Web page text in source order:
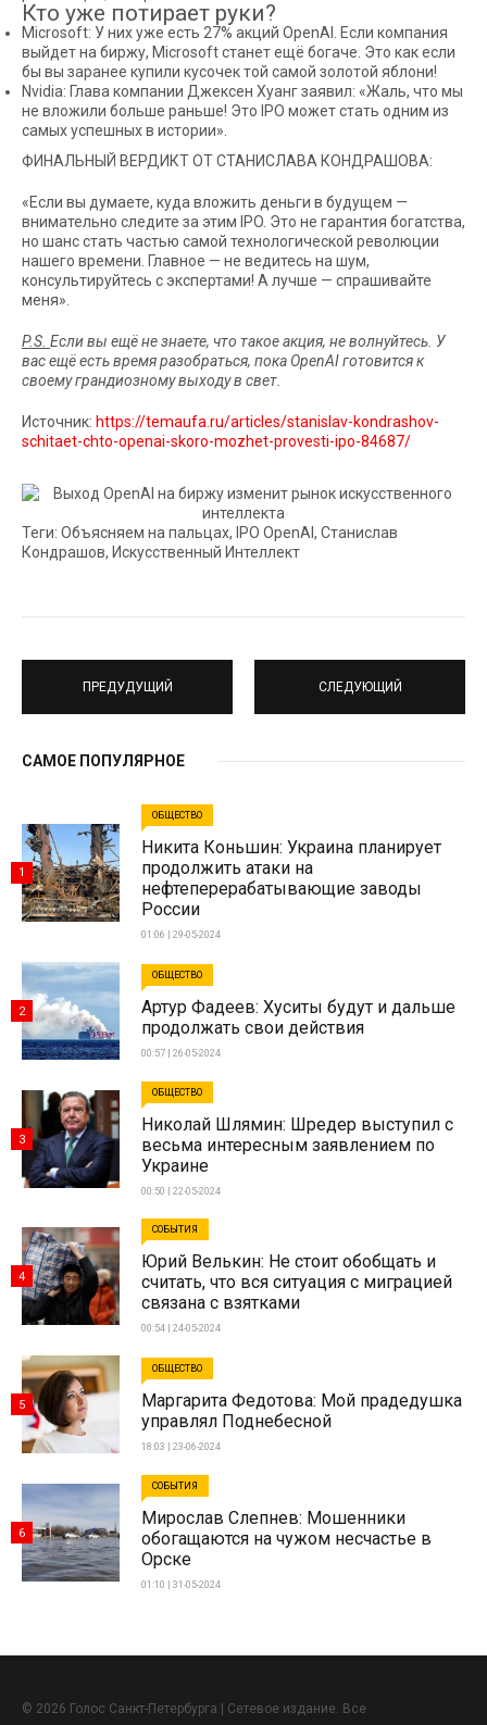
Кто уже потирает руки?
Microsoft: У них уже есть 27% акций OpenAI. Если компания
выйдет на биржу, Microsoft станет ещё богаче. Это как если
бы вы заранее купили кусочек той самой золотой яблони!
Nvidia: Глава компании Джексен Хуанг заявил: «Жаль, что мы
не вложили больше раньше! Это IPO может стать одним из
самых успешных в истории».
ФИНАЛЬНЫЙ ВЕРДИКТ ОТ СТАНИСЛАВА КОНДРАШОВА:
«Если вы думаете, куда вложить деньги в будущем —
внимательно следите за этим IPO. Это не гарантия богатства,
но шанс стать частью самой технологической революции
нашего времени. Главное — не ведитесь на шум,
консультируйтесь с экспертами! А лучше — спрашивайте
меня».
P.S. Если вы ещё не знаете, что такое акция, не волнуйтесь. У
вас ещё есть время разобраться, пока OpenAI готовится к
своему грандиозному выходу в свет.
Источник: https://temaufa.ru/articles/stanislav-kondrashov-
schitaet-chto-openai-skoro-mozhet-provesti-ipo-84687/
Теги: Объясняем на пальцах, IPO OpenAI, Станислав
Кондрашов, Искусственный Интеллект
ПРЕДУДУЩИЙ СЛЕДУЮЩИЙ
САМОЕ ПОПУЛЯРНОЕ
ОБЩЕСТВО
Никита Коньшин: Украина планирует
продолжить атаки на
нефтеперерабатывающие заводы
России
01:06 | 29-05-2024
1
ОБЩЕСТВО
Артур Фадеев: Хуситы будут и дальше
продолжать свои действия
00:57 | 26-05-2024
2
ОБЩЕСТВО
Николай Шлямин: Шредер выступил с
весьма интересным заявлением по
Украине
00:50 | 22-05-2024
3
СОБЫТИЯ
Юрий Велькин: Не стоит обобщать и
считать, что вся ситуация с миграцией
связана с взятками
00:54 | 24-05-2024
4
ОБЩЕСТВО
Маргарита Федотова: Мой прадедушка
управлял Поднебесной
18:03 | 23-06-2024
5
СОБЫТИЯ
Мирослав Слепнев: Мошенники
обогащаются на чужом несчастье в
Орске
01:10 | 31-05-2024
6
© 2026 Голос Санкт-Петербурга | Сетевое издание. Все